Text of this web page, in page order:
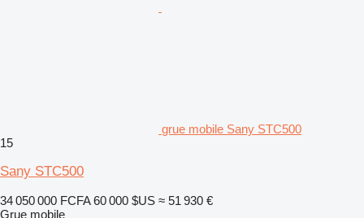
grue mobile Sany STC500
15
Sany STC500
34 050 000 FCFA 60 000 $US ≈ 51 930 €
Grue mobile